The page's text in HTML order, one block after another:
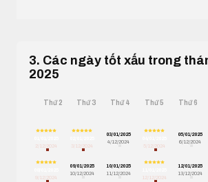
3. Các ngày tốt xấu trong
2025
Thứ 2 Thứ 3 Thứ 4 Thứ 5 Thứ 6
2/12/2024
3/12/2024
03/01/2025
4/12/2024
5/12/2024
05/01/2025
6/12/2024
9/12/2024
09/01/2025
10/12/2024
10/01/2025
11/12/2024
12/12/2024
12/01/2025
13/12/2024